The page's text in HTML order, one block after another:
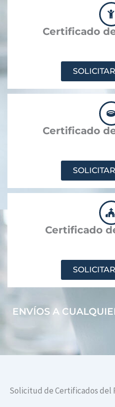
Certificado
Certificado
Certificado
ENVÍOS A
Solicitud de Certificados del